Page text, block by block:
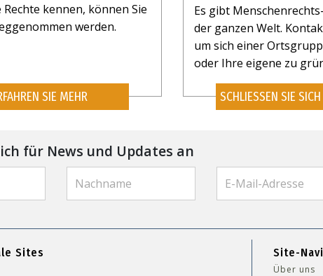
Rechte kennen, können Sie
werden.
SIE MEHR
Es gibt
der ganzen Welt.
um sich einer
oder Ihre eigene zu
SCHLIESSEN SIE
für News und Updates an
Sites Site-
Über uns